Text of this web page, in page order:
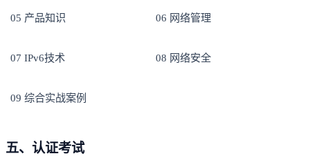
05 产品知识 06 网络管理
07 IPv6技术 08 网络安全
09 综合实战案例
五、认证考试